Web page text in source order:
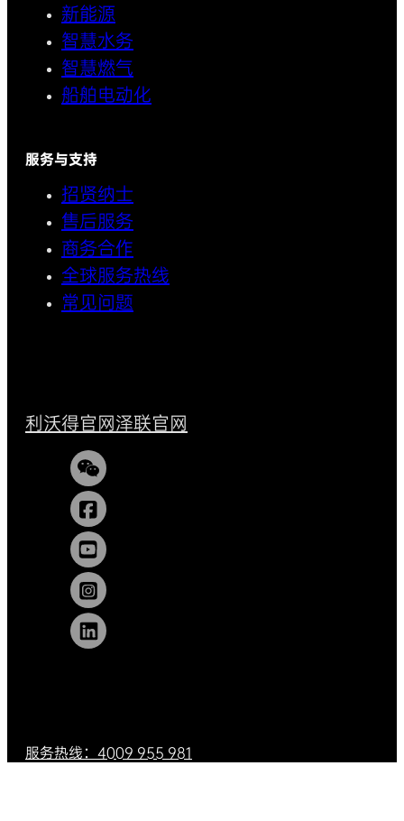
新能源
智慧水务
智慧燃气
船舶电动化
服务与支持
招贤纳士
售后服务
商务合作
全球服务热线
常见问题
利沃得官网泽联官网
服务热线：4009 955 981